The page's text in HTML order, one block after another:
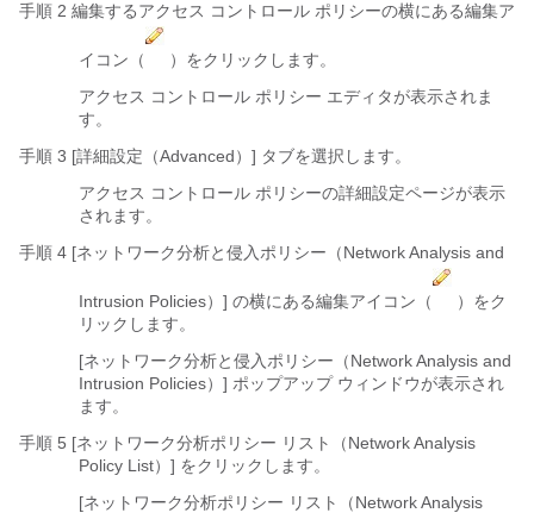
手順 2 編集するアクセス コントロール ポリシーの横にある編集ア
イコン（
）をクリックします。
アクセス コントロール ポリシー エディタが表示されま
す。
手順 3 [詳細設定（Advanced）] タブを選択します。
アクセス コントロール ポリシーの詳細設定ページが表示
されます。
手順 4 [ネットワーク分析と侵入ポリシー（Network Analysis and
Intrusion Policies）] の横にある編集アイコン（
）をク
リックします。
[ネットワーク分析と侵入ポリシー（Network Analysis and
Intrusion Policies）] ポップアップ ウィンドウが表示され
ます。
手順 5 [ネットワーク分析ポリシー リスト（Network Analysis
Policy List）] をクリックします。
[ネットワーク分析ポリシー リスト（Network Analysis